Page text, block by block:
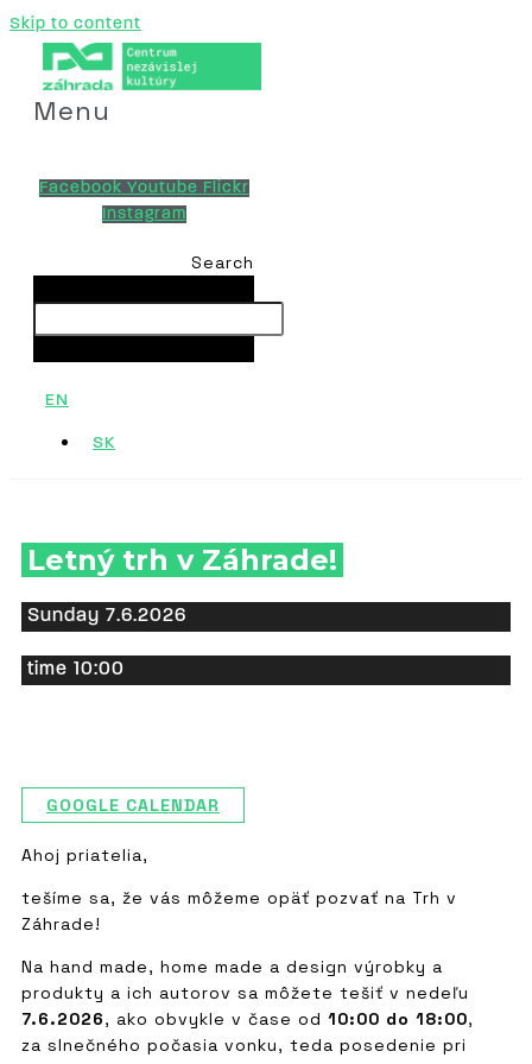
Skip to content
Menu
Facebook Youtube Flickr
Instagram
Search
EN
SK
Letný trh v Záhrade!
Sunday 7.6.2026
time 10:00
GOOGLE CALENDAR
Ahoj priatelia,
tešíme sa, že vás môžeme opäť pozvať na Trh v
Záhrade!
Na hand made, home made a design výrobky a
produkty a ich autorov sa môžete tešiť v nedeľu
7.6.2026, ako obvykle v čase od 10:00 do 18:00,
za slnečného počasia vonku, teda posedenie pri